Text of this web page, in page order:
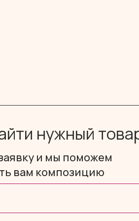
нужный
и мы поможем
вам композицию